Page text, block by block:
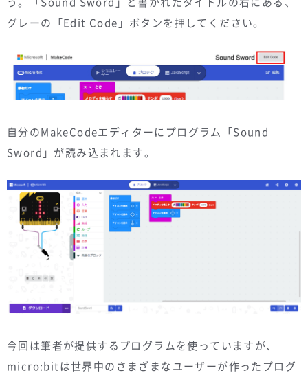
グレーの「Edit Code」ボタンを押してください。
自分のMakeCodeエディターにプログラム「Sound
Sword」が読み込まれます。
今回は筆者が提供するプログラムを使っていますが、
micro:bitは世界中のさまざまなユーザーが作ったプログ